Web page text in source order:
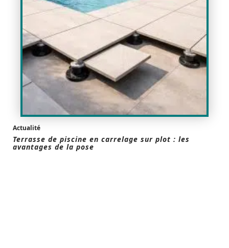
Actualité
Terrasse de piscine en carrelage sur plot : les
avantages de la pose